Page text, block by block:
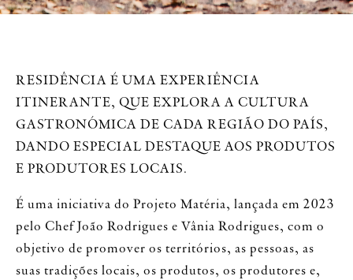
RESIDÊNCIA É UMA EXPERIÊNCIA
ITINERANTE, QUE EXPLORA A CULTURA
GASTRONÓMICA DE CADA REGIÃO DO PAÍS,
DANDO ESPECIAL DESTAQUE AOS PRODUTOS
E PRODUTORES LOCAIS.
É uma iniciativa do Projeto Matéria, lançada em 2023
pelo Chef João Rodrigues e Vânia Rodrigues, com o
objetivo de promover os territórios, as pessoas, as
suas tradições locais, os produtos, os produtores e,